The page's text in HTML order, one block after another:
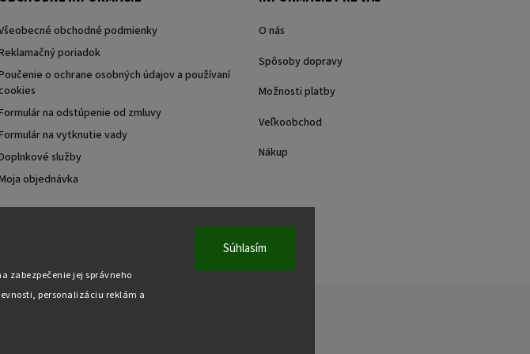
zabezpečenie jej správneho
personalizáciu reklám a
Súhlasím
obchodné podmienky
poriadok
o ochrane osobných údajov a používaní
na odstúpenie od zmluvy
na vytknutie vady
služby
objednávka
O nás
Spôsoby dopravy
Možnosti platby
Veľkoobchod
Nákup